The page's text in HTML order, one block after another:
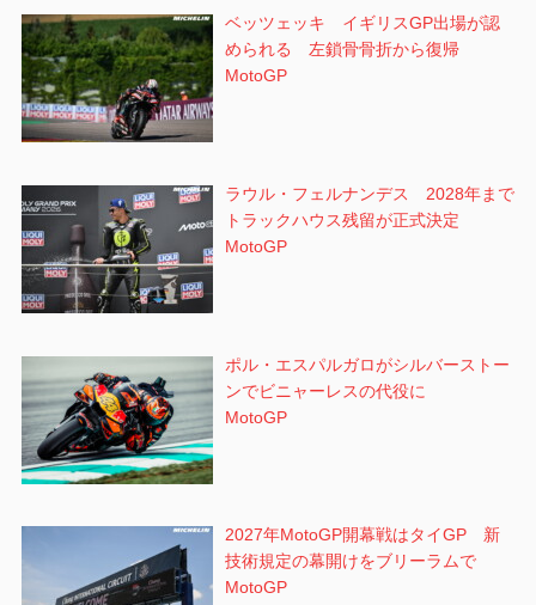
ベッツェッキ イギリスGP出場が認
められる 左鎖骨骨折から復帰
MotoGP
ラウル・フェルナンデス 2028年まで
トラックハウス残留が正式決定
MotoGP
ポル・エスパルガロがシルバーストー
ンでビニャーレスの代役に
MotoGP
2027年MotoGP開幕戦はタイGP 新
技術規定の幕開けをブリーラムで
MotoGP